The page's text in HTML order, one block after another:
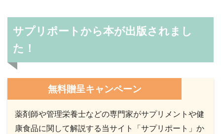
サプリポートから本が出版されまし
た！
無料贈呈キャンペーン
薬剤師や管理栄養士などの専門家がサプリメントや健
康食品に関して解説する当サイト「サプリポート」か